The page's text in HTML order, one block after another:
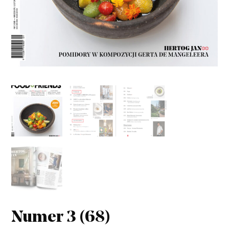
Numer 3 (68)